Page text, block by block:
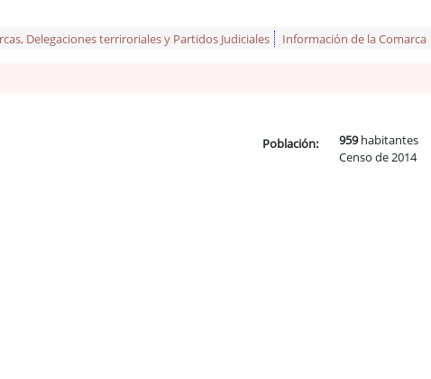
Delegaciones terriroriales y Partidos Judiciales Información de la Comarca
Población: 959habitantes
Censo de 2014